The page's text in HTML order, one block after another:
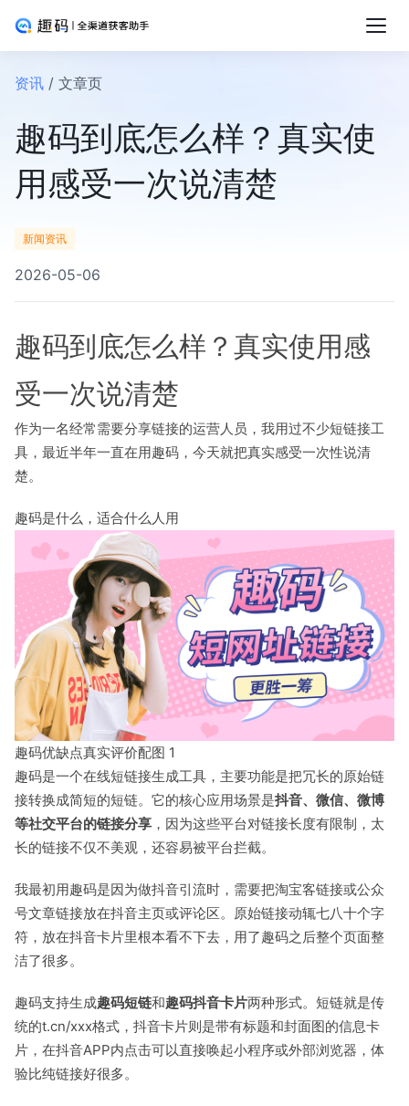
资讯 / 文章页
趣码到底怎么样？真实使
用感受一次说清楚
新闻资讯
2026-05-06
趣码到底怎么样？真实使用感
受一次说清楚
作为一名经常需要分享链接的运营人员，我用过不少短链接工
具，最近半年一直在用趣码，今天就把真实感受一次性说清
楚。
趣码是什么，适合什么人用
趣码优缺点真实评价配图 1
趣码是一个在线短链接生成工具，主要功能是把冗长的原始链
接转换成简短的短链。它的核心应用场景是抖音、微信、微博
等社交平台的链接分享 ，因为这些平台对链接长度有限制，太
长的链接不仅不美观，还容易被平台拦截。
我最初用趣码是因为做抖音引流时，需要把淘宝客链接或公众
号文章链接放在抖音主页或评论区。原始链接动辄七八十个字
符，放在抖音卡片里根本看不下去，用了趣码之后整个页面整
洁了很多。
趣码支持生成趣码短链和趣码抖音卡片两种形式。短链就是传
统的t.cn/xxx格式，抖音卡片则是带有标题和封面图的信息卡
片，在抖音APP内点击可以直接唤起小程序或外部浏览器，体
验比纯链接好很多。